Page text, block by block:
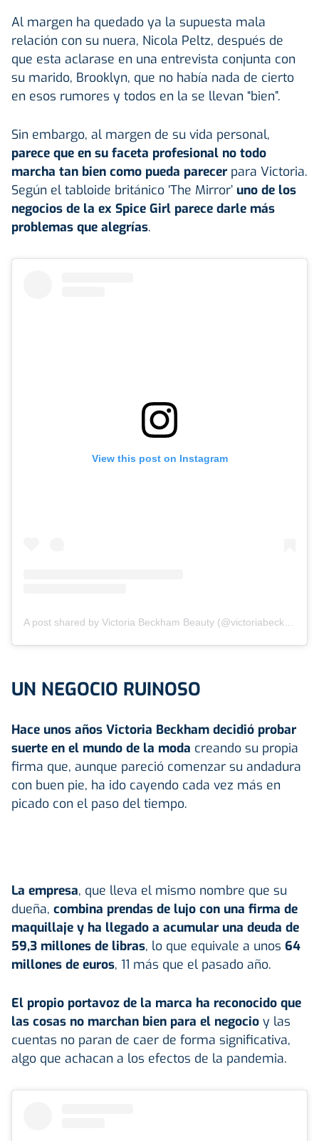
Al margen ha quedado ya la supuesta mala
relación con su nuera, Nicola Peltz, después de
que esta aclarase en una entrevista conjunta con
su marido, Brooklyn, que no había nada de cierto
en esos rumores y todos en la se llevan “bien”.
Sin embargo, al margen de su vida personal,
parece que en su faceta profesional no todo
marcha tan bien como pueda parecer para Victoria.
Según el tabloide británico ‘The Mirror’ uno de los
negocios de la ex Spice Girl parece darle más
problemas que alegrías.
View this post on Instagram
UN NEGOCIO RUINOSO
Hace unos años Victoria Beckham decidió probar
suerte en el mundo de la moda creando su propia
firma que, aunque pareció comenzar su andadura
con buen pie, ha ido cayendo cada vez más en
picado con el paso del tiempo.
La empresa, que lleva el mismo nombre que su
dueña, combina prendas de lujo con una firma de
maquillaje y ha llegado a acumular una deuda de
59,3 millones de libras, lo que equivale a unos 64
millones de euros, 11 más que el pasado año.
El propio portavoz de la marca ha reconocido que
las cosas no marchan bien para el negocio y las
cuentas no paran de caer de forma significativa,
algo que achacan a los efectos de la pandemia.